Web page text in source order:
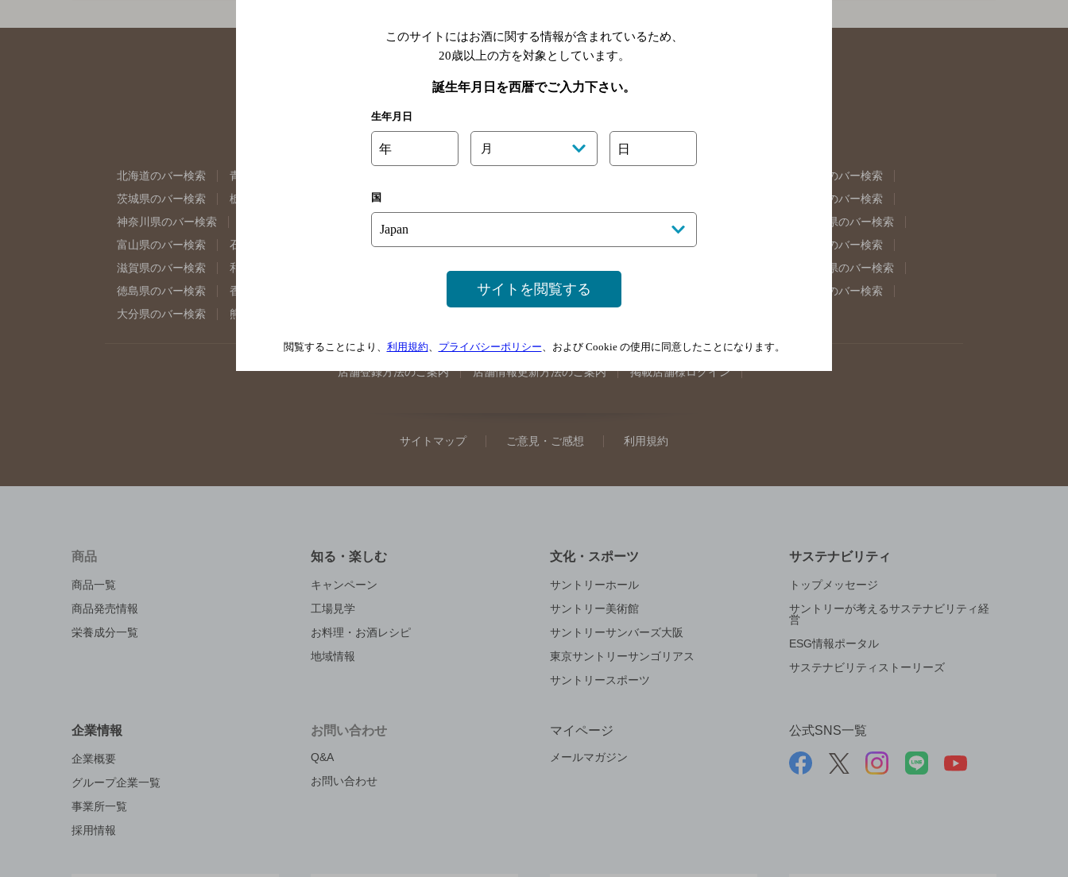
北海道のバー検索 青森県のバー検索
福島県のバー検索
茨城県のバー検索
栃木県のバー検索 群馬県のバー検索
東京都のバー検索
神奈川県のバー検索
埼玉県のバー検索
岐阜県のバー検索
富山県のバー検索
石川県のバー検索 福井県のバー検索 大阪府のバー検索 京都府のバー検索 兵庫県のバー検索
奈良県のバー検索
滋賀県のバー検索
和歌山県のバー検索 岡山県のバー検索 山口県のバー検索
島根県のバー検索
徳島県のバー検索
香川県のバー検索 高知県のバー検索 福岡県のバー検索
佐賀県のバー検索
大分県のバー検索
熊本県のバー検索
店舗登録方法のご案内 店舗情報更新方法のご案内 掲載店舗様ログイン
サイトマップ ご意見・ご感想 利用規約
商品
商品一覧
商品発売情報
栄養成分一覧
知る・楽しむ
キャンペーン
工場見学
お料理・お酒レシピ
地域情報
文化・スポーツ
サントリーホール
サントリー美術館
サントリーサンバーズ大阪
東京サントリーサンゴリアス
サントリースポーツ
サステナビリティ
トップメッセージ
サントリーが考えるサステナビリティ経
営
ESG情報ポータル
サステナビリティストーリーズ
企業情報
企業概要
グループ企業一覧
事業所一覧
採用情報
お問い合わせ
Q&A
お問い合わせ
マイページ
メールマガジン
公式SNS一覧
このサイトにはお酒に関する情報が含まれているため、
20歳以上の方を対象としています。
誕生年月日を西暦でご入力下さい。
生年月日
年 月 日
国
サイトを閲覧する
閲覧することにより、 利用規約、 プライバシーポリシー、および Cookie の使用に同意したことになります。